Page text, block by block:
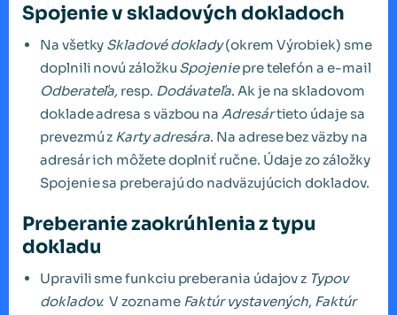
Spojenie v skladových dokladoch
Na všetky Skladové doklady(okrem Výrobiek) sme
doplnili novú záložku Spojeniepre telefón a e-mail
Odberateľa, resp. Dodávateľa. Ak je na skladovom
doklade adresa s väzbou na Adresártieto údaje sa
prevezmú z Karty adresára. Na adrese bez väzby na
adresár ich môžete doplniť ručne. Údaje zo záložky
Spojenie sa preberajú do nadväzujúcich dokladov.
Preberanie zaokrúhlenia z typu
dokladu
Upravili sme funkciu preberania údajov z Typov
dokladov. V zozname Faktúr vystavených, Faktúr